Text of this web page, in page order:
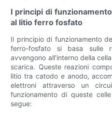
I principi di
al litio ferro fosfato
Il principio di funzionamento
ferro-fosfato si basa sulle
avvengono all'interno della
scarica. Queste reazioni
litio tra catodo e anodo,
elettroni attraverso un
funzionamento di queste
segue: